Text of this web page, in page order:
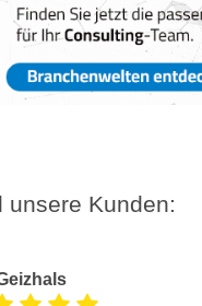
unsere Kunden: